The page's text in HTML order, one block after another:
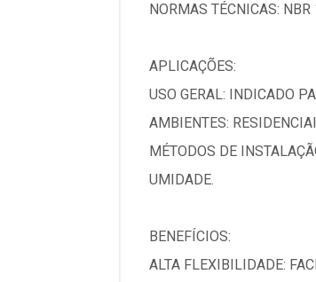
NORMAS TÉCNICAS:
APLICAÇÕES:
USO GERAL: INDICADO
AMBIENTES:
MÉTODOS DE
UMIDADE.
BENEFÍCIOS:
ALTA FLEXIBILIDADE: